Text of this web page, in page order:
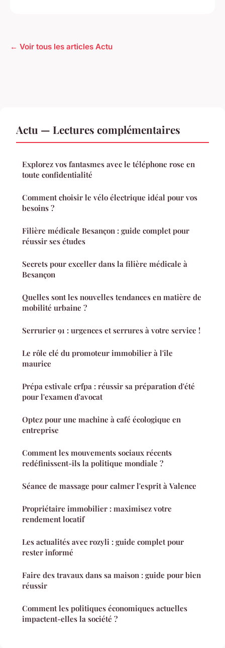
← Voir tous les articles Actu
Actu — Lectures complémentaires
Explorez vos fantasmes avec le téléphone rose en
toute confidentialité
Comment choisir le vélo électrique idéal pour vos
besoins ?
Filière médicale Besançon : guide complet pour
réussir ses études
Secrets pour exceller dans la filière médicale à
Besançon
Quelles sont les nouvelles tendances en matière de
mobilité urbaine ?
Serrurier 91 : urgences et serrures à votre service !
Le rôle clé du promoteur immobilier à l'île
maurice
Prépa estivale crfpa : réussir sa préparation d'été
pour l'examen d'avocat
Optez pour une machine à café écologique en
entreprise
Comment les mouvements sociaux récents
redéfinissent-ils la politique mondiale ?
Séance de massage pour calmer l'esprit à Valence
Propriétaire immobilier : maximisez votre
rendement locatif
Les actualités avec rozyli : guide complet pour
rester informé
Faire des travaux dans sa maison : guide pour bien
réussir
Comment les politiques économiques actuelles
impactent-elles la société ?